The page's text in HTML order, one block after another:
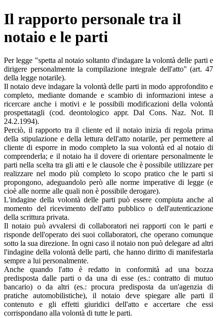
Il rapporto personale tra il
notaio e le parti
Per legge "spetta al notaio soltanto d'indagare la volontà delle parti e
dirigere personalmente la compilazione integrale dell'atto" (art. 47
della legge notarile).
Il notaio deve indagare la volontà delle parti in modo approfondito e
completo, mediante domande e scambio di informazioni intese a
ricercare anche i motivi e le possibili modificazioni della volontà
prospettatagli (cod. deontologico appr. Dal Cons. Naz. Not. Il
24.2.1994).
Perciò, il rapporto tra il cliente ed il notaio inizia di regola prima
della stipulazione e della lettura dell'atto notarile, per permettere al
cliente di esporre in modo completo la sua volontà ed al notaio di
comprenderla; e il notaio ha il dovere di orientare personalmente le
parti nella scelta tra gli atti e le clausole che è possibile utilizzare per
realizzare nel modo più completo lo scopo pratico che le parti si
propongono, adeguandolo però alle norme imperative di legge (e
cioè alle norme alle quali non è possibile derogare).
L'indagine della volontà delle parti può essere compiuta anche al
momento del ricevimento dell'atto pubblico o dell'autenticazione
della scrittura privata.
Il notaio può avvalersi di collaboratori nei rapporti con le parti e
risponde dell'operato dei suoi collaboratori, che operano comunque
sotto la sua direzione. In ogni caso il notaio non può delegare ad altri
l'indagine della volontà delle parti, che hanno diritto di manifestarla
sempre a lui personalmente.
Anche quando l'atto è redatto in conformità ad una bozza
predisposta dalle parti o da una di esse (es.: contratto di mutuo
bancario) o da altri (es.: procura predisposta da un'agenzia di
pratiche automobilistiche), il notaio deve spiegare alle parti il
contenuto e gli effetti giuridici dell'atto e accertare che essi
corrispondano alla volontà di tutte le parti.